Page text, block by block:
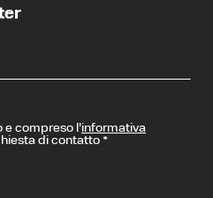
compreso l’informativa
di contatto *